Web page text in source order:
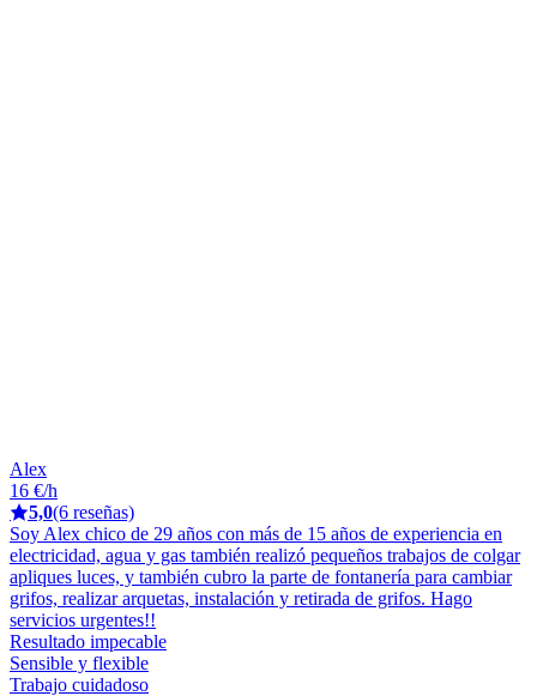
Alex
16 €/h
5,0(6 reseñas)
Soy Alex chico de 29 años con más de 15 años de experiencia en
electricidad, agua y gas también realizó pequeños trabajos de colgar
apliques luces, y también cubro la parte de fontanería para cambiar
grifos, realizar arquetas, instalación y retirada de grifos. Hago
servicios urgentes!!
Resultado impecable
Sensible y flexible
Trabajo cuidadoso